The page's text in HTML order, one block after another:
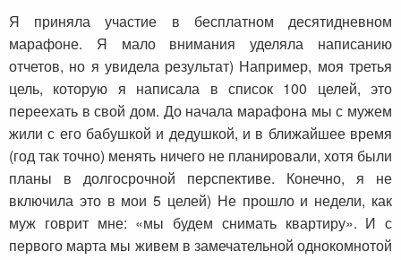
Я приняла участие в бесплатном десятидневном
марафоне. Я мало внимания уделяла написанию
отчетов, но я увидела результат) Например, моя третья
цель, которую я написала в список 100 целей, это
переехать в свой дом. До начала марафона мы с мужем
жили с его бабушкой и дедушкой, и в ближайшее время
(год так точно) менять ничего не планировали, хотя были
планы в долгосрочной перспективе. Конечно, я не
включила это в мои 5 целей) Не прошло и недели, как
муж говрит мне: «мы будем снимать квартиру». И с
первого марта мы живем в замечательной однокомнотой